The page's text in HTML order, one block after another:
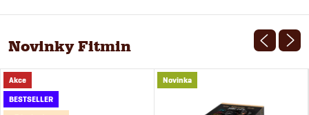
o
b
c
e
Novinky Fitmin
Akce
BESTSELLER
Novinka